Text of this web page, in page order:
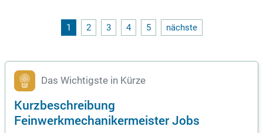
1 2 3 4 5 nächste
Das Wichtigste in Kürze
Kurzbeschreibung
Feinwerkmechanikermeister Jobs